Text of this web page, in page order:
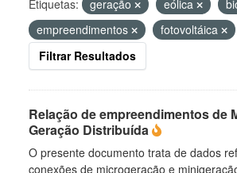
Etiquetas: geração eólica
empreendimentos
fotovoltáica
Filtrar Resultados
Relação de empreendimentos de
Geração Distribuída
O presente documento trata de dados
conexões de microgeração e